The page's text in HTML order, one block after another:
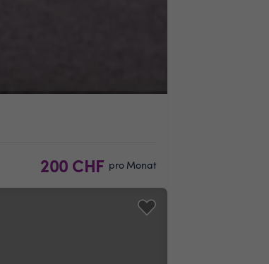
200 CHF pro Monat